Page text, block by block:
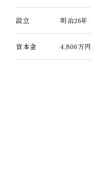
設立 明治26年
資本金 4,800万円